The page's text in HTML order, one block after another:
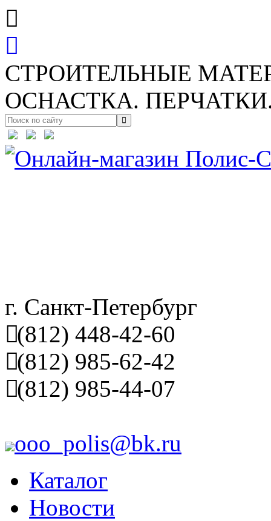
СТРОИТЕЛЬНЫЕ
ОСНАСТКА.
г. Санкт-Петербург
(812) 448-42-60
(812) 985-62-42
(812) 985-44-07
ooo_polis@bk.ru
Каталог
Новости